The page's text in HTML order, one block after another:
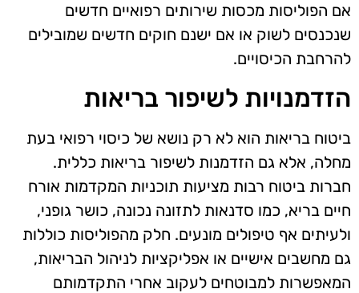
אם הפוליסות מכסות שירותים רפואיים חדשים
שנכנסים לשוק או אם ישנם חוקים חדשים שמובילים
להרחבת הכיסויים.
הזדמנויות לשיפור בריאות
ביטוח בריאות הוא לא רק נושא של כיסוי רפואי בעת
מחלה, אלא גם הזדמנות לשיפור בריאות כללית.
חברות ביטוח רבות מציעות תוכניות המקדמות אורח
חיים בריא, כמו סדנאות לתזונה נכונה, כושר גופני,
ולעיתים אף טיפולים מונעים. חלק מהפוליסות כוללות
גם מחשבים אישיים או אפליקציות לניהול הבריאות,
המאפשרות למבוטחים לעקוב אחרי התקדמותם